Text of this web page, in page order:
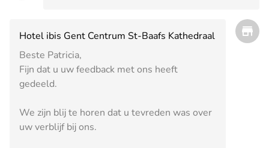
Hotel ibis Gent Centrum St-Baafs Kathedraal
Beste Patricia,
Fijn dat u uw feedback met ons heeft
gedeeld.
We zijn blij te horen dat u tevreden was over
uw verblijf bij ons.